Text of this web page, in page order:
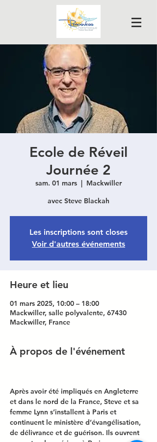
Ecole de Réveil
Journée 2
sam. 01 mars
  |
Mackwiller
avec Steve Blackah
Les inscriptions sont closes
Voir d'autres événements
Heure et lieu
01 mars 2025, 10:00 – 18:00
Mackwiller, salle polyvalente, 67430
Mackwiller, France
À propos de l'événement
Après avoir été impliqués en Angleterre
et dans le nord de la France, Steve et sa
femme Lynn s’installent à Paris et
continuent le ministère d’évangélisation,
de délivrance et de guérison. Ils ouvrent